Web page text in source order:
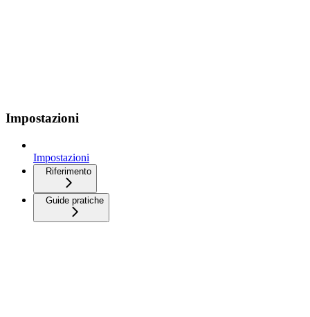
Impostazioni
Impostazioni
Riferimento
Guide pratiche